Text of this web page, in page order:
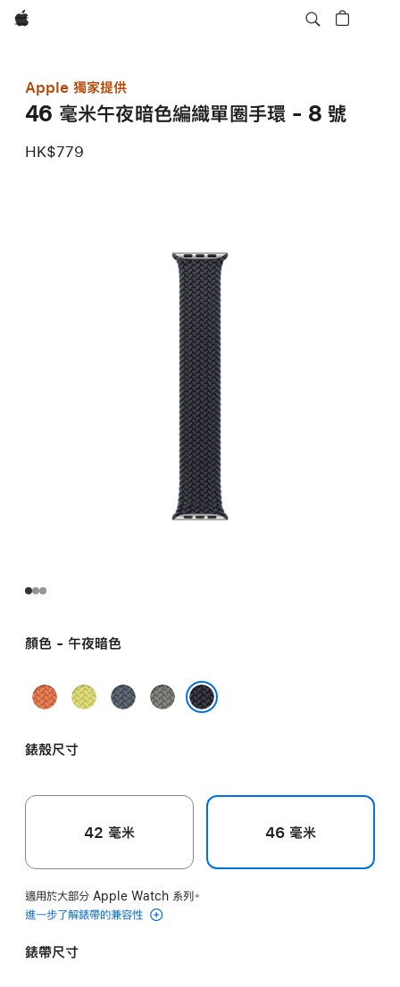
Apple
Apple 獨家提供
46 毫米午夜暗色編織單圈手環 - 8 號
HK$779
顏色 - 午夜暗色
薑
色
霓
黃
錨
灰
錶殼尺寸
42 毫米 46 毫米
適用於大部分 Apple Watch 系列。
進一步了解錶帶的兼容性
錶帶尺寸